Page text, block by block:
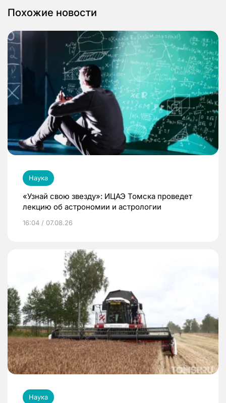
Похожие новости
Наука
«Узнай свою звезду»: ИЦАЭ Томска проведет
лекцию об астрономии и астрологии
16:04 / 07.08.26
Наука